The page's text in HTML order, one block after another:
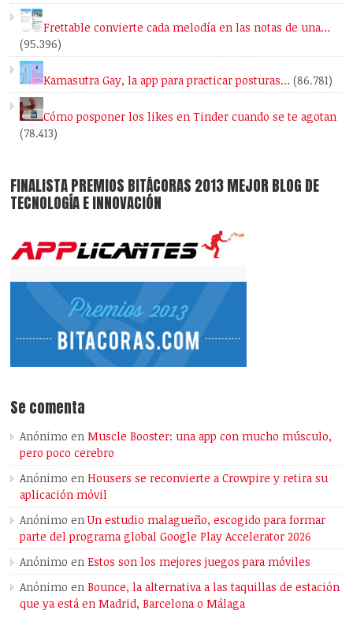
Frettable convierte cada melodía en las notas de una…
(95.396)
Kamasutra Gay, la app para practicar posturas… (86.781)
Cómo posponer los likes en Tinder cuando se te agotan
(78.413)
FINALISTA PREMIOS BITÁCORAS 2013 MEJOR BLOG DE
TECNOLOGÍA E INNOVACIÓN
Se comenta
Anónimo enMuscle Booster: una app con mucho músculo,
pero poco cerebro
Anónimo enHousers se reconvierte a Crowpire y retira su
aplicación móvil
Anónimo enUn estudio malagueño, escogido para formar
parte del programa global Google Play Accelerator 2026
Anónimo enEstos son los mejores juegos para móviles
Anónimo enBounce, la alternativa a las taquillas de estación
que ya está en Madrid, Barcelona o Málaga